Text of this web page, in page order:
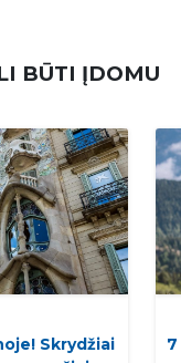
BŪTI ĮDOMU
Skrydžiai